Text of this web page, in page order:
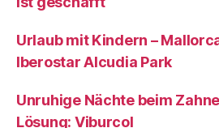
Urlaub mit Kindern –
Iberostar Alcudia Park
Unruhige Nächte beim
Lösung: Viburcol